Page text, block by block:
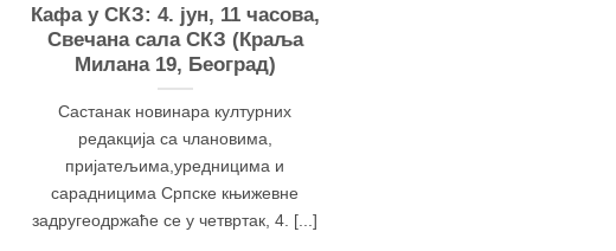
Кафа у СКЗ: 4. јун, 11 часова,
Свечана сала СКЗ (Краља
Милана 19, Београд)
Састанак новинара културних
редакција са члановима,
пријатељима,уредницима и
сарадницима Српске књижевне
задругеодржаће се у четвртак, 4. [...]